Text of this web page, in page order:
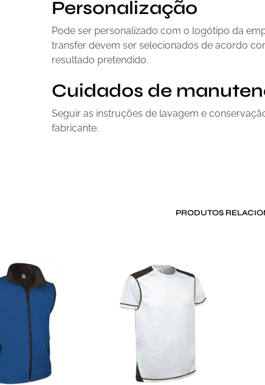
Personalização
Pode ser personalizado com o logótipo da
transfer devem ser selecionados de acordo
resultado pretendido.
Cuidados de
Seguir as instruções de lavagem e
fabricante.
PRODUTOS